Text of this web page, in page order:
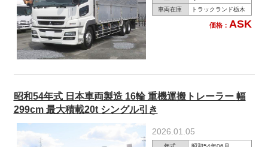
車両在庫
トラックランド栃木
価格： ASK
昭和54年式 日本車両製造 16輪 重機運搬トレーラー 幅
299cm 最大積載20t シングル引き
2026.01.05